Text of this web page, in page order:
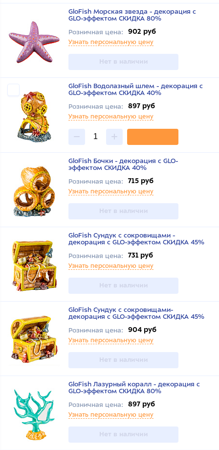
GloFish Морская звезда - декорация с
GLO-эффектом СКИДКА 80%
Розничная цена:
902 руб
Узнать персональную цену
Нет в наличии
GloFish Водолазный шлем - декорация с
GLO-эффектом СКИДКА 40%
Розничная цена:
897 руб
Узнать персональную цену
GloFish Бочки - декорация с GLO-
эффектом СКИДКА 40%
Розничная цена:
715 руб
Узнать персональную цену
Нет в наличии
GloFish Сундук с сокровищами -
декорация с GLO-эффектом СКИДКА 45%
Розничная цена:
731 руб
Узнать персональную цену
Нет в наличии
GloFish Сундук с сокровищами-
декорация с GLO-эффектом СКИДКА 45%
Розничная цена:
904 руб
Узнать персональную цену
Нет в наличии
GloFish Лазурный коралл - декорация с
GLO-эффектом СКИДКА 80%
Розничная цена:
897 руб
Узнать персональную цену
Нет в наличии